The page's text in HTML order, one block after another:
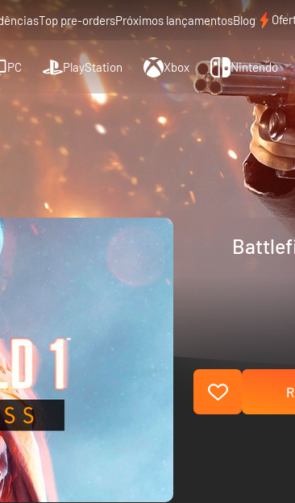
Top pre-ordersPróximos lançamentosBlog
PC PlayStation Xbox Nintendo